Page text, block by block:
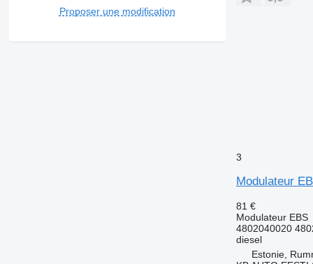
Proposer une modification
3
Modulateur
81 €
Modulateur EBS
4802040020
diesel
Estonie,